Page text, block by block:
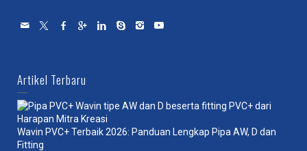
Artikel Terbaru
Wavin PVC+ Terbaik 2026: Panduan Lengkap Pipa AW, D dan
Fitting